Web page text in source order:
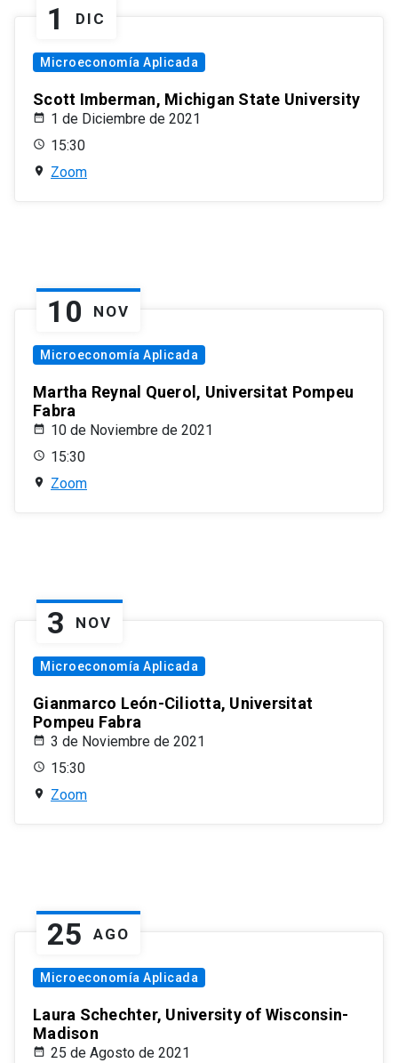
1 DIC
Microeconomía Aplicada
Scott Imberman, Michigan State University
1 de Diciembre de 2021
15:30
Zoom
10 NOV
Microeconomía Aplicada
Martha Reynal Querol, Universitat Pompeu
Fabra
10 de Noviembre de 2021
15:30
Zoom
3 NOV
Microeconomía Aplicada
Gianmarco León-Ciliotta, Universitat
Pompeu Fabra
3 de Noviembre de 2021
15:30
Zoom
25 AGO
Microeconomía Aplicada
Laura Schechter, University of Wisconsin-
Madison
25 de Agosto de 2021